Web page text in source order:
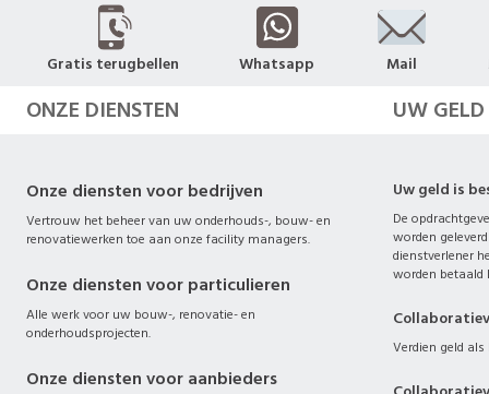
Gratis terugbellen Whatsapp Mail
ONZE DIENSTEN
Onze diensten voor bedrijven
Vertrouw het beheer van uw onderhouds-, bouw- en
renovatiewerken toe aan onze facility managers.
Onze diensten voor particulieren
Alle werk voor uw bouw-, renovatie- en
onderhoudsprojecten.
Onze diensten voor aanbieders
UW GELD
Uw geld is
De
worden
dienstverlener
worden betaald
Verdien geld als